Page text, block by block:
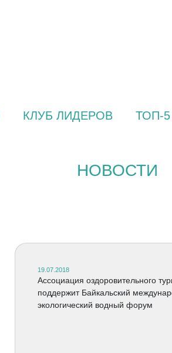
КЛУБ ЛИДЕРОВ ТОП-5
НОВОСТИ
19.07.2018
Ассоциация оздоровительного
поддержит Байкальский
экологический водный форум